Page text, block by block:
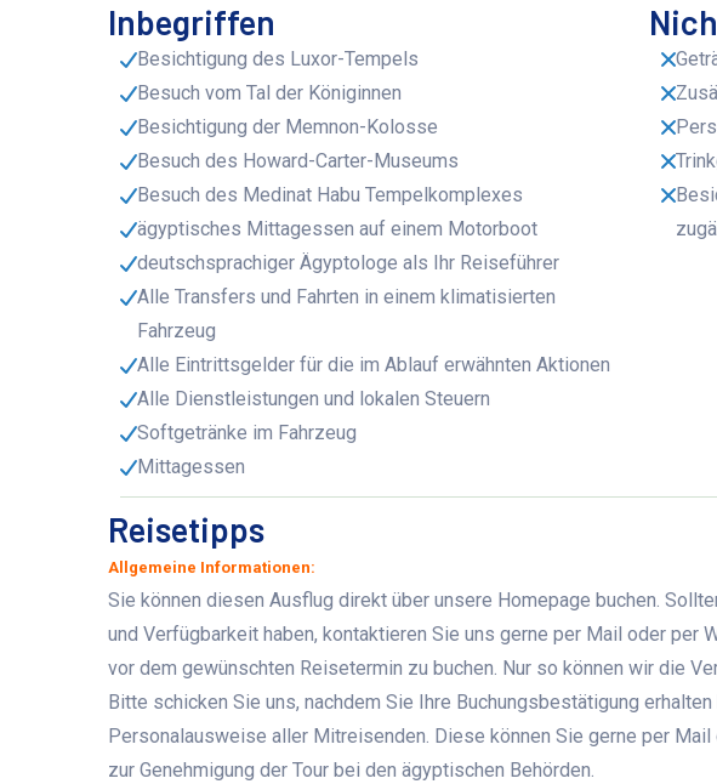
Inbegriffen
Besichtigung des Luxor-Tempels
Besuch vom Tal der Königinnen
Besichtigung der Memnon-Kolosse
Besuch des Howard-Carter-Museums
Besuch des Medinat Habu Tempelkomplexes
ägyptisches Mittagessen auf einem Motorboot
deutschsprachiger Ägyptologe als Ihr Reiseführer
Alle Transfers und Fahrten in einem klimatisierten
Fahrzeug
Alle Eintrittsgelder für die im Ablauf erwähnten Aktionen
Alle Dienstleistungen und lokalen Steuern
Softgetränke im Fahrzeug
Mittagessen
Reisetipps
Allgemeine Informationen:
Sie können diesen Ausflug direkt über unsere Homepage buchen.
und Verfügbarkeit haben, kontaktieren Sie uns gerne per Mail oder per
vor dem gewünschten Reisetermin zu buchen. Nur so können wir die
Bitte schicken Sie uns, nachdem Sie Ihre Buchungsbestätigung
Personalausweise aller Mitreisenden. Diese können Sie gerne per
zur Genehmigung der Tour bei den ägyptischen Behörden.